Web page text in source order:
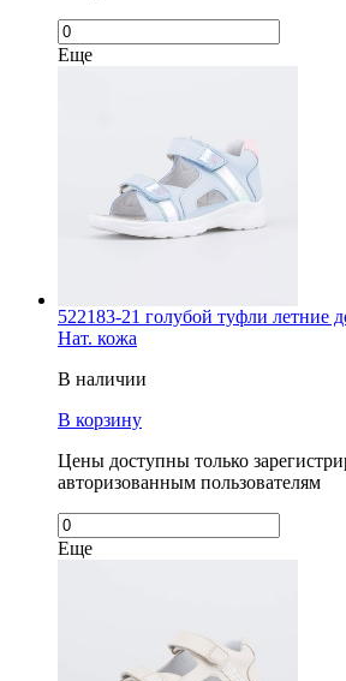
Еще
522183-21 голубой туфли летние
Нат. кожа
В наличии
В корзину
Цены доступны только
авторизованным пользователям
Еще